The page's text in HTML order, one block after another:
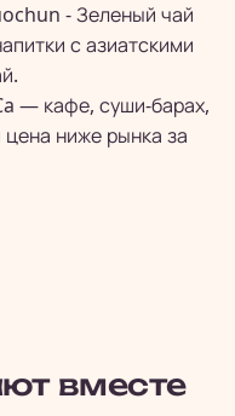
- Зеленый чай
с азиатскими
— кафе, суши-барах,
цена ниже рынка за
вместе